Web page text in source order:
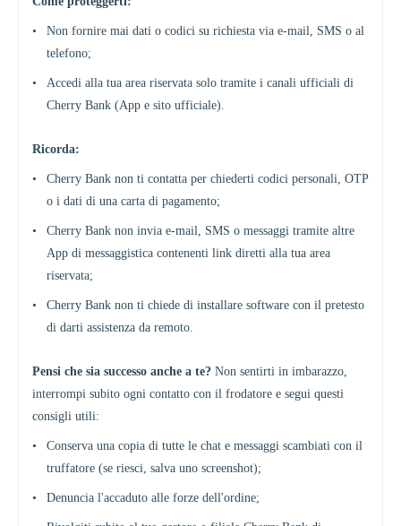
•
Non fornire mai dati o codici su richiesta via e-mail, SMS o al
telefono;
•
Accedi alla tua area riservata solo tramite i canali ufficiali di
Cherry Bank (App e sito ufficiale).
Ricorda:
•
Cherry Bank non ti contatta per chiederti codici personali, OTP
o i dati di una carta di pagamento;
•
Cherry Bank non invia e-mail, SMS o messaggi tramite altre
App di messaggistica contenenti link diretti alla tua area
riservata;
•
Cherry Bank non ti chiede di installare software con il pretesto
di darti assistenza da remoto.
Pensi che sia successo anche a te? Non sentirti in imbarazzo,
interrompi subito ogni contatto con il frodatore e segui questi
consigli utili:
•
Conserva una copia di tutte le chat e messaggi scambiati con il
truffatore (se riesci, salva uno screenshot);
• Denuncia l'accaduto alle forze dell'ordine;